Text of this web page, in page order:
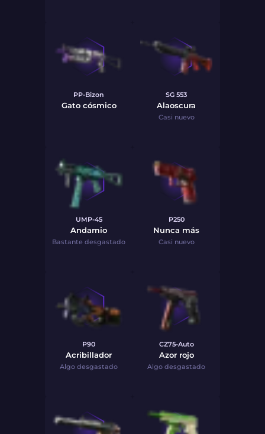
PP-Bizon
Gato cósmico
SG 553
Alaoscura
Casi nuevo
UMP-45
Andamio
Bastante desgastado
P250
Nunca más
Casi nuevo
P90
Acribillador
Algo desgastado
CZ75-Auto
Azor rojo
Algo desgastado